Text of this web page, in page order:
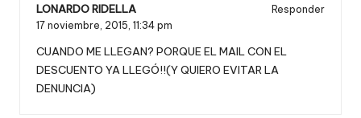
LONARDO RIDELLA
Responder
17 noviembre, 2015, 11:34 pm
CUANDO ME LLEGAN? PORQUE EL MAIL CON EL
DESCUENTO YA LLEGÓ!!(Y QUIERO EVITAR LA
DENUNCIA)